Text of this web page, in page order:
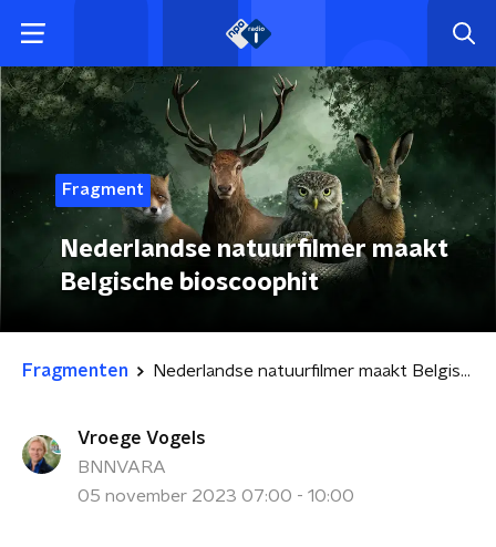
Fragment
Nederlandse natuurfilmer maakt
Belgische bioscoophit
Fragmenten Nederlandse natuurfilmer maakt Belgische bioscoophit
Vroege Vogels
BNNVARA
05 november 2023 07:00 - 10:00